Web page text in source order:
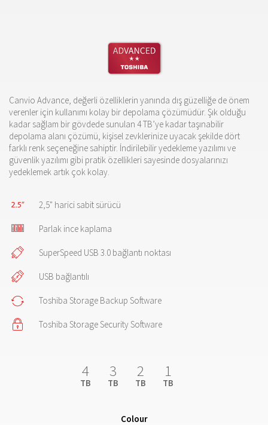
Canvio Advance, değerli özelliklerin yanında dış güzelliğe de önem
verenler için kullanımı kolay bir depolama çözümüdür. Şık olduğu
kadar sağlam bir gövdede sunulan 4 TB’ye kadar taşınabilir
depolama alanı çözümü, kişisel zevklerinize uyacak şekilde dört
farklı renk seçeneğine sahiptir. İndirilebilir yedekleme yazılımı ve
güvenlik yazılımı gibi pratik özellikleri sayesinde dosyalarınızı
yedeklemek artık çok kolay.
2,5" harici sabit sürücü
Parlak ince kaplama
SuperSpeed USB 3.0 bağlantı noktası
USB bağlantılı
Toshiba Storage Backup Software
Toshiba Storage Security Software
4
TB
3
TB
2
TB
1
TB
Colour